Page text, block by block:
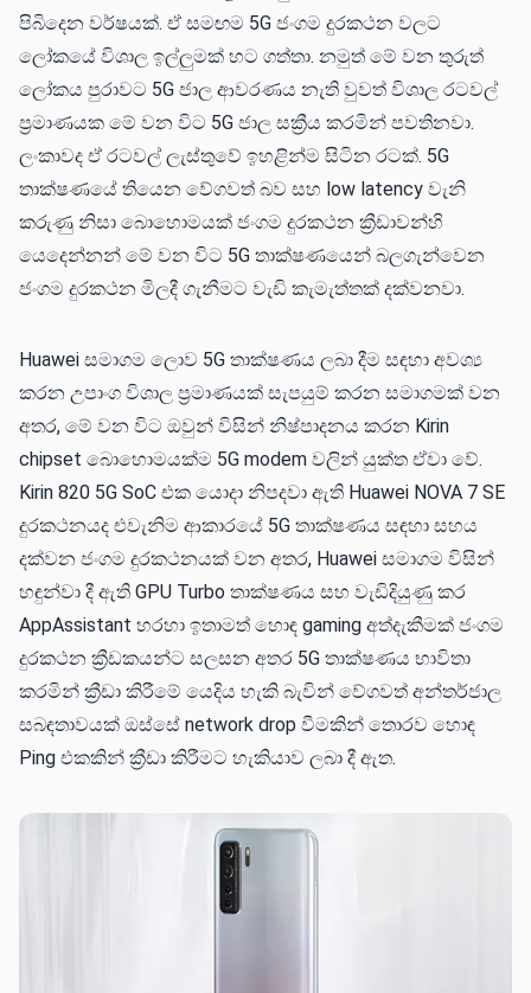
පිබිදෙන වර්ෂයක්. ඒ සමඟම 5G ජංගම දුරකථන වලට
ලෝකයේ විශාල ඉල්ලුමක් හට ගත්තා. නමුත් මේ වන තුරුත්
ලෝකය පුරාවට 5G ජාල ආවරණය නැති වුවත් විශාල රටවල්
ප්‍රමාණයක මේ වන විට 5G ජාල සක්‍රීය කරමින් පවතිනවා.
ලංකාවද ඒ රටවල් ලැස්තුවේ ඉහළින්ම සිටින රටක්. 5G
තාක්ෂණයේ තියෙන වේගවත් බව සහ low latency වැනි
කරුණු නිසා බොහොමයක් ජංගම දුරකථන ක්‍රීඩාවන්හි
යෙදෙන්නන් මේ වන විට 5G තාක්ෂණයෙන් බලගැන්වෙන
ජංගම දුරකථන මිලදී ගැනීමට වැඩි කැමැත්තක් දක්වනවා.
Huawei සමාගම ලොව 5G තාක්ෂණය ලබා දීම සඳහා අවශ්‍ය
කරන උපාංග විශාල ප්‍රමාණයක් සැපයුම් කරන සමාගමක් වන
අතර, මේ වන විට ඔවුන් විසින් නිෂ්පාදනය කරන Kirin
chipset බොහොමයක්ම 5G modem වලින් යුක්ත ඒවා වේ.
Kirin 820 5G SoC එක යොදා නිපදවා ඇති Huawei NOVA 7 SE
දුරකථනයද එවැනිම ආකාරයේ 5G තාක්ෂණය සඳහා සහය
දක්වන ජංගම දුරකථනයක් වන අතර, Huawei සමාගම විසින්
හඳුන්වා දී ඇති GPU Turbo තාක්ෂණය සහ වැඩිදියුණු කර
AppAssistant හරහා ඉතාමත් හොඳ gaming අත්දැකීමක් ජංගම
දුරකථන ක්‍රීඩකයන්ට සලසන අතර 5G තාක්ෂණය භාවිතා
කරමින් ක්‍රීඩා කිරීමේ යෙදිය හැකි බැවින් වේගවත් අන්තර්ජාල
සබඳතාවයක් ඔස්සේ network drop වීමකින් තොරව හොඳ
Ping එකකින් ක්‍රීඩා කිරීමට හැකියාව ලබා දී ඇත.